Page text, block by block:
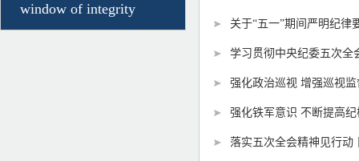
window of integrity
关于“五一”期间严明纪律
学习贯彻中央纪委五次全
强化政治巡视 增强巡视
强化铁军意识 不断提高
落实五次全会精神见行动